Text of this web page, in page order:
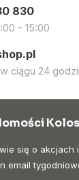
830
- 15:00
ciągu 24
się o akcjach
email